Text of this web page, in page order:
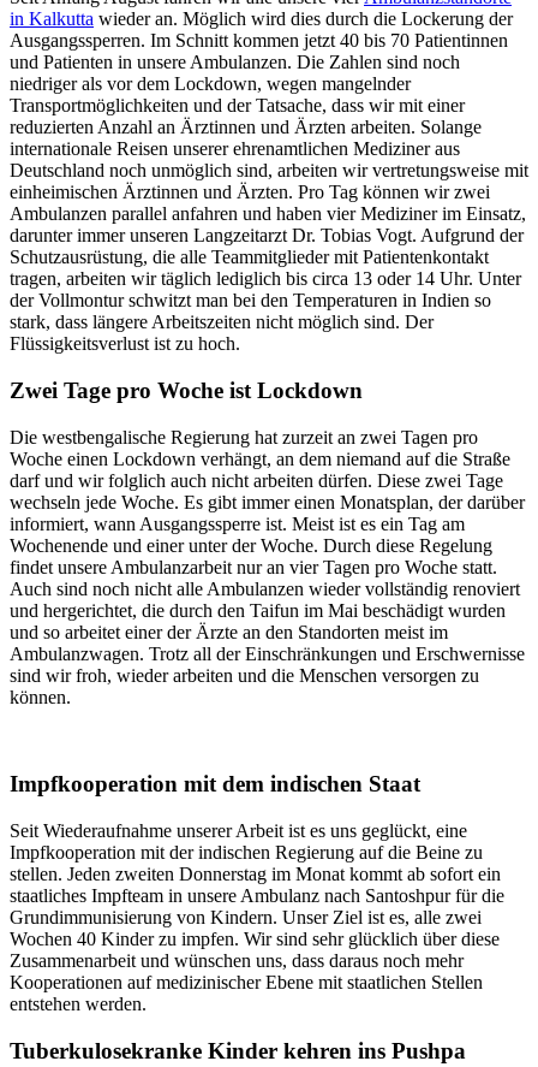
in Kalkutta wieder an. Möglich wird dies durch die Lockerung der
Ausgangssperren. Im Schnitt kommen jetzt 40 bis 70 Patientinnen
und Patienten in unsere Ambulanzen. Die Zahlen sind noch
niedriger als vor dem Lockdown, wegen mangelnder
Transportmöglichkeiten und der Tatsache, dass wir mit einer
reduzierten Anzahl an Ärztinnen und Ärzten arbeiten. Solange
internationale Reisen unserer ehrenamtlichen Mediziner aus
Deutschland noch unmöglich sind, arbeiten wir vertretungsweise mit
einheimischen Ärztinnen und Ärzten. Pro Tag können wir zwei
Ambulanzen parallel anfahren und haben vier Mediziner im Einsatz,
darunter immer unseren Langzeitarzt Dr. Tobias Vogt. Aufgrund der
Schutzausrüstung, die alle Teammitglieder mit Patientenkontakt
tragen, arbeiten wir täglich lediglich bis circa 13 oder 14 Uhr. Unter
der Vollmontur schwitzt man bei den Temperaturen in Indien so
stark, dass längere Arbeitszeiten nicht möglich sind. Der
Flüssigkeitsverlust ist zu hoch.
Zwei Tage pro Woche ist Lockdown
Die westbengalische Regierung hat zurzeit an zwei Tagen pro
Woche einen Lockdown verhängt, an dem niemand auf die Straße
darf und wir folglich auch nicht arbeiten dürfen. Diese zwei Tage
wechseln jede Woche. Es gibt immer einen Monatsplan, der darüber
informiert, wann Ausgangssperre ist. Meist ist es ein Tag am
Wochenende und einer unter der Woche. Durch diese Regelung
findet unsere Ambulanzarbeit nur an vier Tagen pro Woche statt.
Auch sind noch nicht alle Ambulanzen wieder vollständig renoviert
und hergerichtet, die durch den Taifun im Mai beschädigt wurden
und so arbeitet einer der Ärzte an den Standorten meist im
Ambulanzwagen. Trotz all der Einschränkungen und Erschwernisse
sind wir froh, wieder arbeiten und die Menschen versorgen zu
können.
Impfkooperation mit dem indischen Staat
Seit Wiederaufnahme unserer Arbeit ist es uns geglückt, eine
Impfkooperation mit der indischen Regierung auf die Beine zu
stellen. Jeden zweiten Donnerstag im Monat kommt ab sofort ein
staatliches Impfteam in unsere Ambulanz nach Santoshpur für die
Grundimmunisierung von Kindern. Unser Ziel ist es, alle zwei
Wochen 40 Kinder zu impfen. Wir sind sehr glücklich über diese
Zusammenarbeit und wünschen uns, dass daraus noch mehr
Kooperationen auf medizinischer Ebene mit staatlichen Stellen
entstehen werden.
Tuberkulosekranke Kinder kehren ins Pushpa